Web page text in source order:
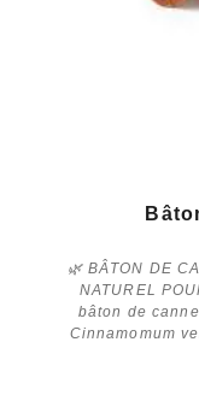
🌿 BÂTON DE
NATUREL
bâton de
Cinnamomum